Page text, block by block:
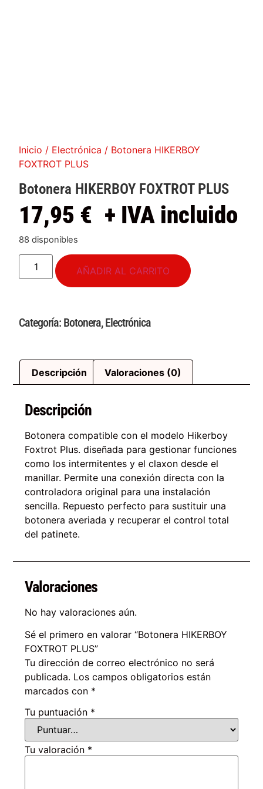
Inicio / Electrónica / Botonera HIKERBOY
FOXTROT PLUS
Botonera HIKERBOY FOXTROT PLUS
17,95 € + IVA incluido
88 disponibles
AÑADIR AL CARRITO
Categoría: Botonera,Electrónica
Descripción Valoraciones (0)
Descripción
Botonera compatible con el modelo Hikerboy
Foxtrot Plus. diseñada para gestionar funciones
como los intermitentes y el claxon desde el
manillar. Permite una conexión directa con la
controladora original para una instalación
sencilla. Repuesto perfecto para sustituir una
botonera averiada y recuperar el control total
del patinete.
Valoraciones
No hay valoraciones aún.
Sé el primero en valorar “Botonera HIKERBOY
FOXTROT PLUS”
Tu dirección de correo electrónico no será
publicada. Los campos obligatorios están
marcados con *
Tu puntuación *
Tu valoración *